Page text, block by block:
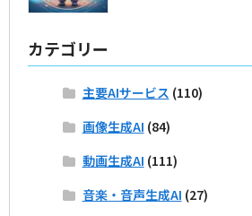
カテゴリー
主要AIサービス (110)
画像生成AI (84)
動画生成AI (111)
音楽・音声生成AI (27)